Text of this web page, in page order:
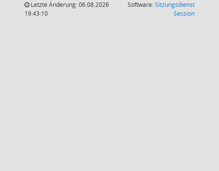
Letzte Änderung: 06.08.2026
19:43:10
Software:Sitzungsdienst
Session(Wird in